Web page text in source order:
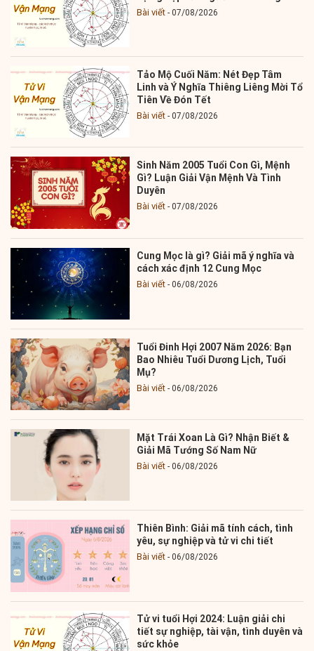
Bài viết 07/08/2026
Tảo Mộ Cuối Năm: Nét Đẹp Tâm
Linh và Ý Nghĩa Thiêng Liêng Mời Tổ
Tiên Về Đón Tết
Bài viết 07/08/2026
Sinh Năm 2005 Tuổi Con Gì, Mệnh
Gì? Luận Giải Vận Mệnh Và Tình
Duyên
Bài viết 07/08/2026
Cung Mọc là gì? Giải mã ý nghĩa và
cách xác định 12 Cung Mọc
Bài viết 06/08/2026
Tuổi Đinh Hợi 2007 Năm 2026: Bạn
Bao Nhiêu Tuổi Dương Lịch, Tuổi
Mụ?
Bài viết 06/08/2026
Mặt Trái Xoan Là Gì? Nhận Biết &
Giải Mã Tướng Số Nam Nữ
Bài viết 06/08/2026
Thiên Bình: Giải mã tính cách, tình
yêu, sự nghiệp và tử vi chi tiết
Bài viết 06/08/2026
Tử vi tuổi Hợi 2024: Luận giải chi
tiết sự nghiệp, tài vận, tình duyên và
sức khỏe